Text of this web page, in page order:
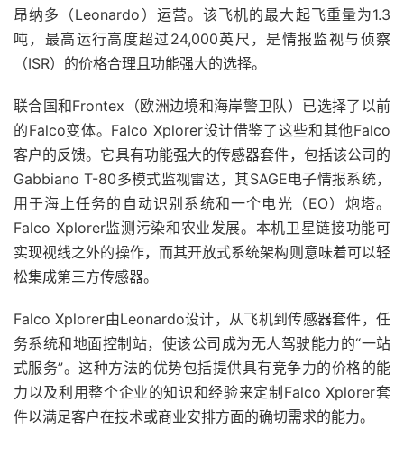
昂纳多（Leonardo）运营。该飞机的最大起飞重量为1.3
吨，最高运行高度超过24,000英尺，是情报监视与侦察
（ISR）的价格合理且功能强大的选择。
联合国和Frontex（欧洲边境和海岸警卫队）已选择了以前
的Falco变体。Falco Xplorer设计借鉴了这些和其他Falco
客户的反馈。它具有功能强大的传感器套件，包括该公司的
Gabbiano T-80多模式监视雷达，其SAGE电子情报系统，
用于海上任务的自动识别系统和一个电光（EO）炮塔。
Falco Xplorer监测污染和农业发展。本机卫星链接功能可
实现视线之外的操作，而其开放式系统架构则意味着可以轻
松集成第三方传感器。
Falco Xplorer由Leonardo设计，从飞机到传感器套件，任
务系统和地面控制站，使该公司成为无人驾驶能力的“一站
式服务”。这种方法的优势包括提供具有竞争力的价格的能
力以及利用整个企业的知识和经验来定制Falco Xplorer套
件以满足客户在技术或商业安排方面的确切需求的能力。